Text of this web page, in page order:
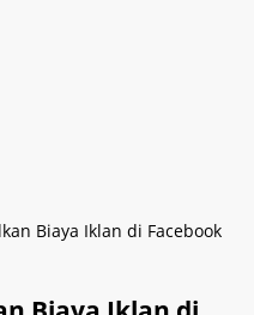
Biaya Iklan di Facebook